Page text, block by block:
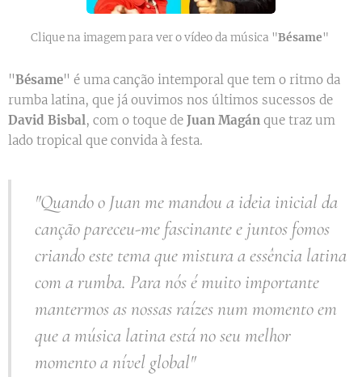
Clique na imagem para ver o vídeo da música "Bésame"
"Bésame" é uma canção intemporal que tem o ritmo da
rumba latina, que já ouvimos nos últimos sucessos de
David Bisbal , com o toque de Juan Magán que traz um
lado tropical que convida à festa.
"Quando o Juan me mandou a ideia inicial da
canção pareceu-me fascinante e juntos fomos
criando este tema que mistura a essência latina
com a rumba. Para nós é muito importante
mantermos as nossas raízes num momento em
que a música latina está no seu melhor
momento a nível global"